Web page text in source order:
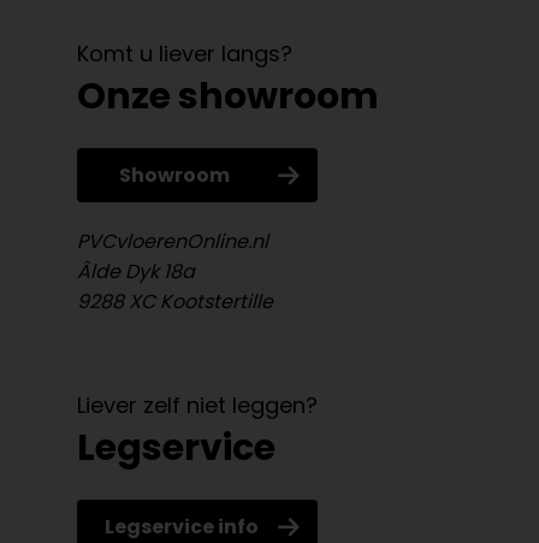
Komt u liever langs?
Onze showroom
Showroom
PVCvloerenOnline.nl
Âlde Dyk 18a
9288 XC Kootstertille
Liever zelf niet leggen?
Legservice
Legservice info